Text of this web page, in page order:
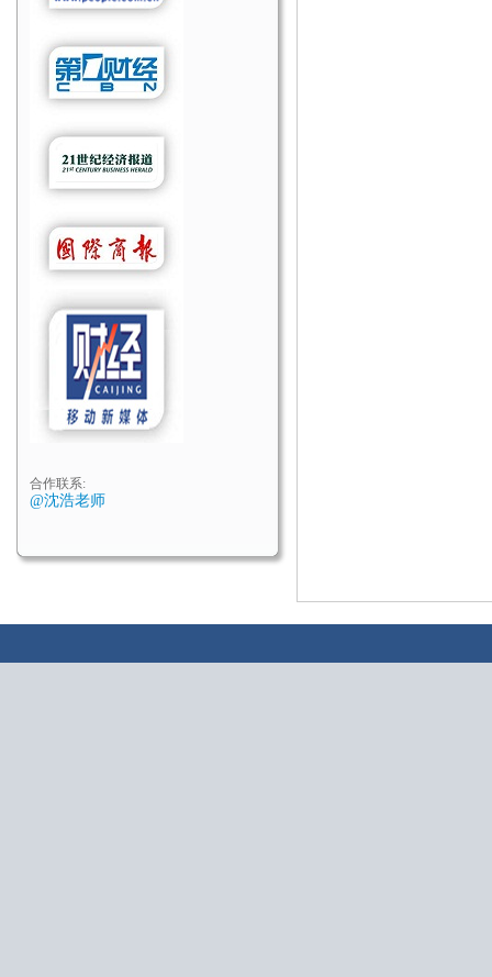
合作联系:
@沈浩老师